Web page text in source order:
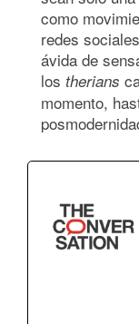
como
redes
ávida de
los therians
momento,